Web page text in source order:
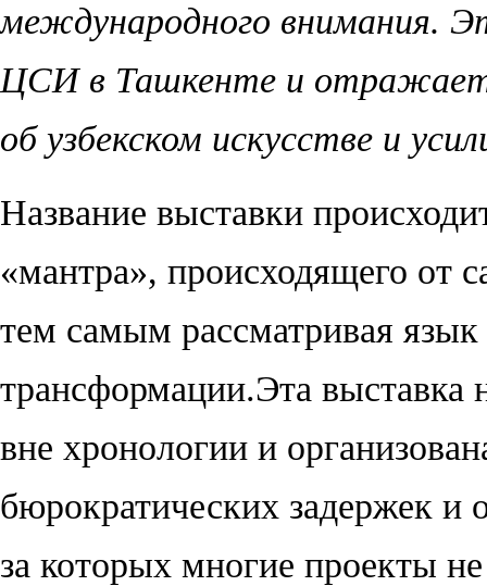
международного внимания.
ЦСИ в Ташкенте и отражает
об узбекском искусстве и
Название выставки
«мантра», происходящего от
тем самым рассматривая
трансформации.Эта выставка
вне хронологии и
бюрократических задержек и
за которых многие проекты